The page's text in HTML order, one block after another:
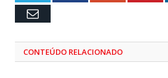
Email
CONTEÚDO RELACIONADO